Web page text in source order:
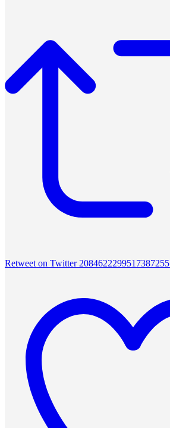
Retweet on Twitter 2084622299517387255